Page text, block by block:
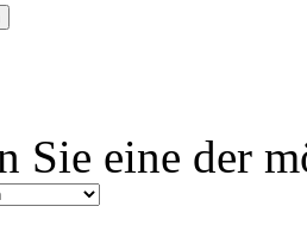
Sie eine der